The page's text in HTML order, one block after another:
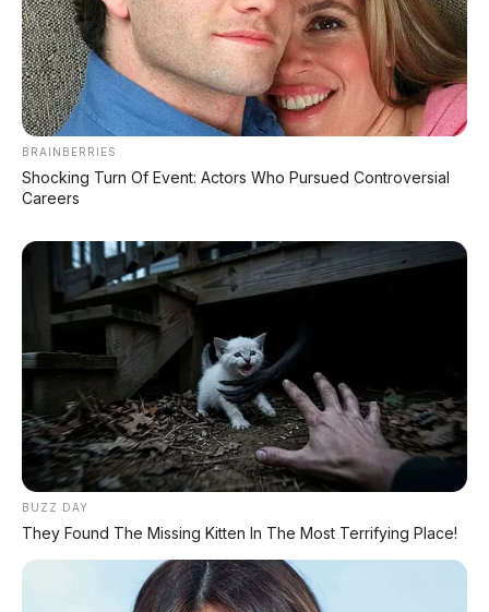
Lihat Semua Unit Bali »
DATABASE ARTIKEL
Chery Tiggo 5 Sport: SUV Kompak Sporty 156 HP
dengan Chip Snapdragon 8155
Leapmotor C10 Resmi di GIIAS 2026: SUV Listrik
Premium Rakitan Lokal Mulai Rp598 Juta
Purbaya "Ancam" Toyota di GIIAS: Pindah Pabrik dari
Thailand atau Kena Pajak!
Xpeng G9L: SUV Full-Size Premium dengan AI VLA 2.0
Siap Meluncur di Indonesia Akhir 2026
BRAINBERRIES
Shocking Turn Of Event: Actors Who Pursued Controversial
Careers
BUZZ DAY
They Found The Missing Kitten In The Most Terrifying Place!